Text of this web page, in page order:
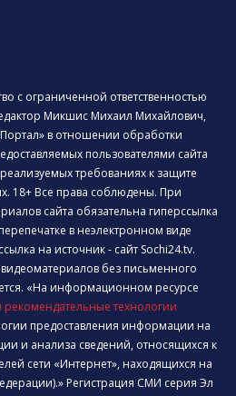
с ограниченной ответственностью
Микшис Михаил Михайлович,
в отношении обработки
пользователями сайта
требованиях к защите
18+ Все права соблюдены. При
сайта обязательна гиперссылка
в неэлектронном виде
на источник - сайт Sochi24.tv.
без письменного
«На информационном ресурсе
технологии
предоставления информации на
и анализа сведений, относящихся к
сети «Интернет», находящихся на
Регистрация СМИ серия Эл